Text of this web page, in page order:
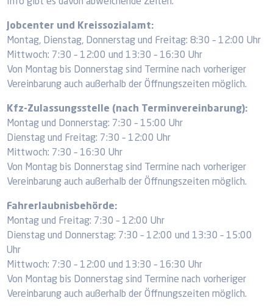
Jobcenter und Kreissozialamt:
Montag, Dienstag, Donnerstag und Freitag: 8:30 – 12:00 Uhr
Mittwoch: 7:30 – 12:00 und 13:30 – 16:30 Uhr
Von Montag bis Donnerstag sind Termine nach vorheriger
Vereinbarung auch außerhalb der Öffnungszeiten möglich.
Kfz-Zulassungsstelle (nach Terminvereinbarung):
Montag und Donnerstag: 7:30 – 15:00 Uhr
Dienstag und Freitag: 7:30 – 12:00 Uhr
Mittwoch: 7:30 – 16:30 Uhr
Von Montag bis Donnerstag sind Termine nach vorheriger
Vereinbarung auch außerhalb der Öffnungszeiten möglich.
Fahrerlaubnisbehörde:
Montag und Freitag: 7:30 – 12:00 Uhr
Dienstag und Donnerstag: 7:30 – 12:00 und 13:30 – 15:00
Uhr
Mittwoch: 7:30 – 12:00 und 13:30 – 16:30 Uhr
Von Montag bis Donnerstag sind Termine nach vorheriger
Vereinbarung auch außerhalb der Öffnungszeiten möglich.